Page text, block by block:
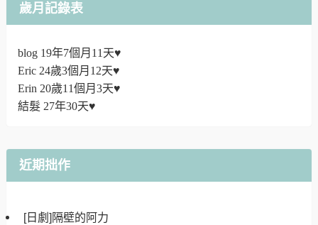
歲月記錄表
blog 19年7個月11天♥
Eric 24歲3個月12天♥
Erin 20歲11個月3天♥
結髮 27年30天♥
近期拙作
[日劇]隔壁的阿力